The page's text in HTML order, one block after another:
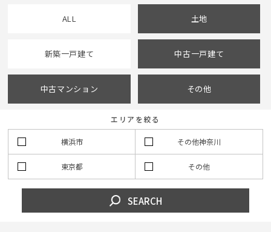
お知らせ
イベント情報
0120-800-108
営業時間／10：00〜19：00 定休日／水曜日
ALL 土地
新築一戸建て 中古一戸建て
中古マンション その他
エリアを絞る
横浜市 その他神奈川
東京都 その他
SEARCH